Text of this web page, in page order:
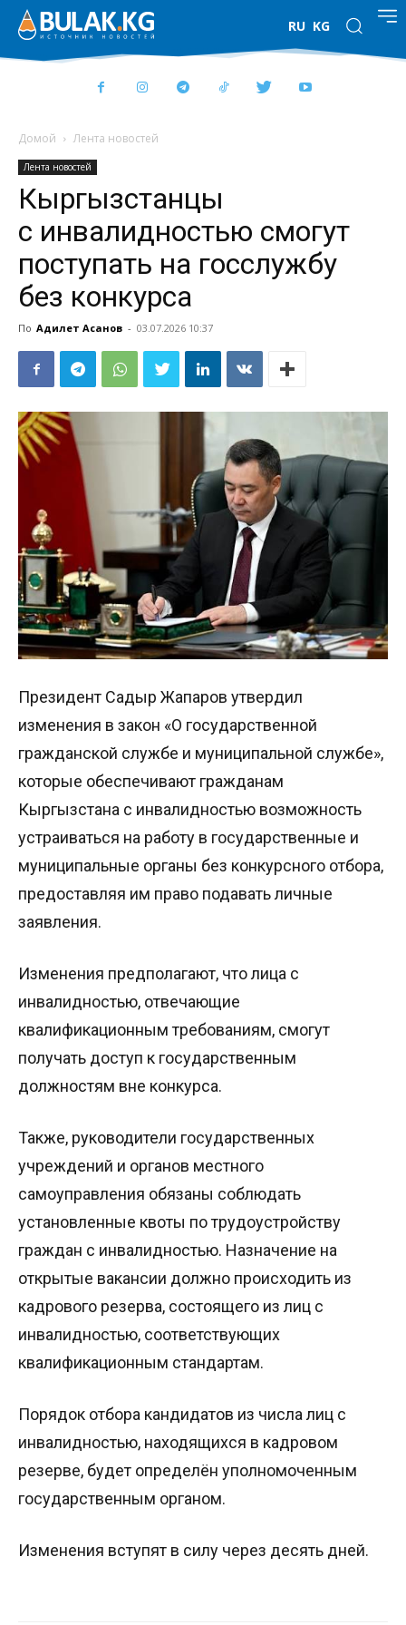
RU KG
Домой Лента новостей
Лента новостей
Кыргызстанцы
с инвалидностью смогут
поступать на госслужбу
без конкурса
По Адилет Асанов - 03.07.2026 10:37
Президент Садыр Жапаров утвердил
изменения в закон «О государственной
гражданской службе и муниципальной службе»,
которые обеспечивают гражданам
Кыргызстана с инвалидностью возможность
устраиваться на работу в государственные и
муниципальные органы без конкурсного отбора,
предоставляя им право подавать личные
заявления.
Изменения предполагают, что лица с
инвалидностью, отвечающие
квалификационным требованиям, смогут
получать доступ к государственным
должностям вне конкурса.
Также, руководители государственных
учреждений и органов местного
самоуправления обязаны соблюдать
установленные квоты по трудоустройству
граждан с инвалидностью. Назначение на
открытые вакансии должно происходить из
кадрового резерва, состоящего из лиц с
инвалидностью, соответствующих
квалификационным стандартам.
Порядок отбора кандидатов из числа лиц с
инвалидностью, находящихся в кадровом
резерве, будет определён уполномоченным
государственным органом.
Изменения вступят в силу через десять дней.